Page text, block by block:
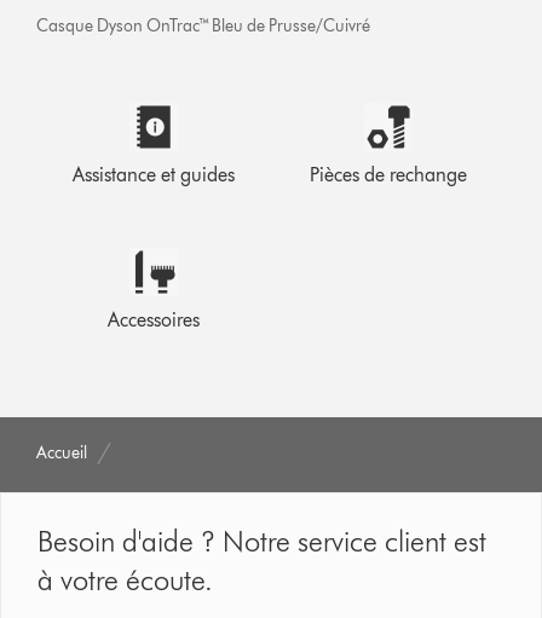
Casque Dyson OnTrac™ Bleu de Prusse/Cuivré
Assistance et guides Pièces de rechange
Accessoires
Accueil
Besoin d'aide ? Notre service client est
à votre écoute.